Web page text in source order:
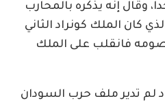
وقال إنه يذكره بالمحارب
كان الملك كونراد الثاني
فانقلب على الملك
لم تدير ملف حرب السودان